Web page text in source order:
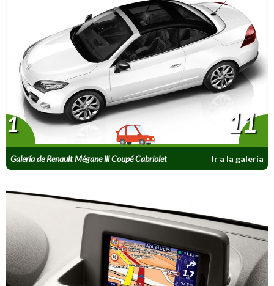
Galería de Renault Mégane lll Coupé Cabriolet Ir a la galería
1 11